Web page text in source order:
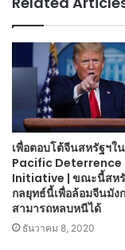
เพื่อตอบโต้จีนสหรัฐฯใ
Pacific Deterrence
Initiative | ขณะนี้สหรั
กลยุทธ์นี้เพื่อล้อมจีนมัง
สามารถหลบหนีได้
ธันวาคม 8, 2020